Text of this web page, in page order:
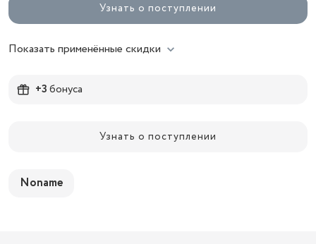
Узнать о поступлении
Показать применённые скидки
+3бонуса
Узнать о поступлении
Noname